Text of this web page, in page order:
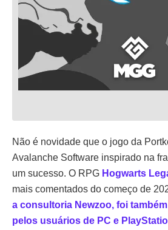
Não é novidade que o jogo da
Avalanche Software inspirado na
um sucesso. O RPG Hogwarts
mais comentados do começo de
a consultoria Newzoo, foi
pelos usuários de PC e